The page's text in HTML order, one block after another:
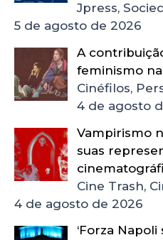
Jpress,
5 de agosto de 2026
A
feminismo
Cinéfilos,
4 de agosto
Vampirismo
suas
Cine Trash,
4 de agosto de 2026
‘Forza Napoli